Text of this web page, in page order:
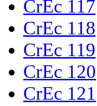
CrEc 117
CrEc 118
CrEc 119
CrEc 120
CrEc 121